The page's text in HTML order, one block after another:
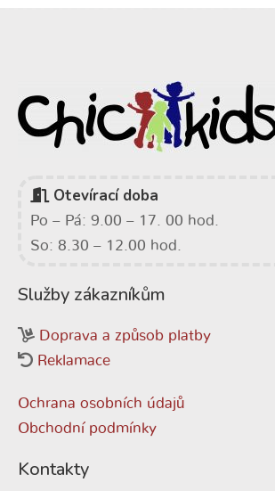
Otevírací doba
Po – Pá: 9.00 – 17. 00 hod.
So: 8.30 – 12.00 hod.
Služby zákazníkům
Doprava a způsob platby
Reklamace
Ochrana osobních údajů
Obchodní podmínky
Kontakty